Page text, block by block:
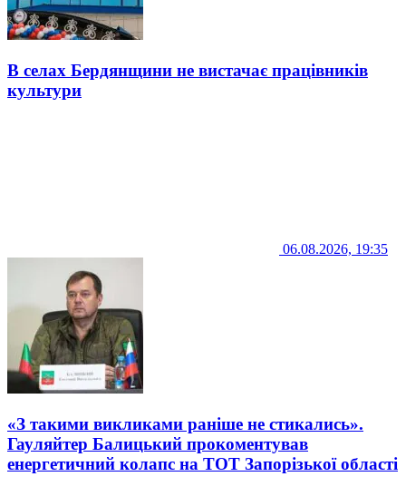
В селах Бердянщини не вистачає працівників
культури
06.08.2026, 19:35
«З такими викликами раніше не стикались».
Гауляйтер Балицький прокоментував
енергетичний колапс на ТОТ Запорізької області